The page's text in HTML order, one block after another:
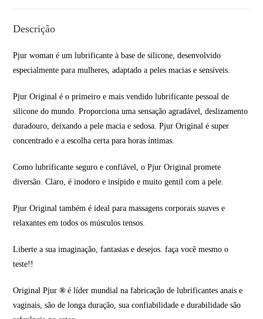
Descrição
Pjur woman é um lubrificante à base de silicone, desenvolvido
especialmente para mulheres, adaptado a peles macias e sensíveis.
Pjur Original é o primeiro e mais vendido lubrificante pessoal de
silicone do mundo. Proporciona uma sensação agradável, deslizamento
duradouro, deixando a pele macia e sedosa. Pjur Original é super
concentrado e a escolha certa para horas íntimas.
Como lubrificante seguro e confiável, o Pjur Original promete
diversão. Claro, é inodoro e insípido e muito gentil com a pele.
Pjur Original também é ideal para massagens corporais suaves e
relaxantes em todos os músculos tensos.
Liberte a sua imaginação, fantasias e desejos. faça você mesmo o
teste!!
Original Pjur® é líder mundial na fabricação de lubrificantes anais e
vaginais, são de longa duração, sua confiabilidade e durabilidade são